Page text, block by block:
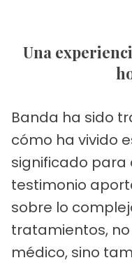
Una experiencia compartida desde la
Banda ha sido
cómo ha vivido
significado para
testimonio
sobre lo
tratamientos,
médico, sino